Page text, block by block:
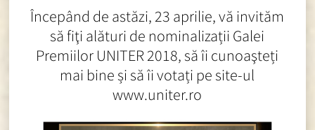
Începând de astăzi, 23 aprilie, vă invităm
să fiţi alături de nominalizații Galei
Premiilor UNITER 2018, să îi cunoaşteți
mai bine și să îi votați pe site-ul
www.uniter.ro